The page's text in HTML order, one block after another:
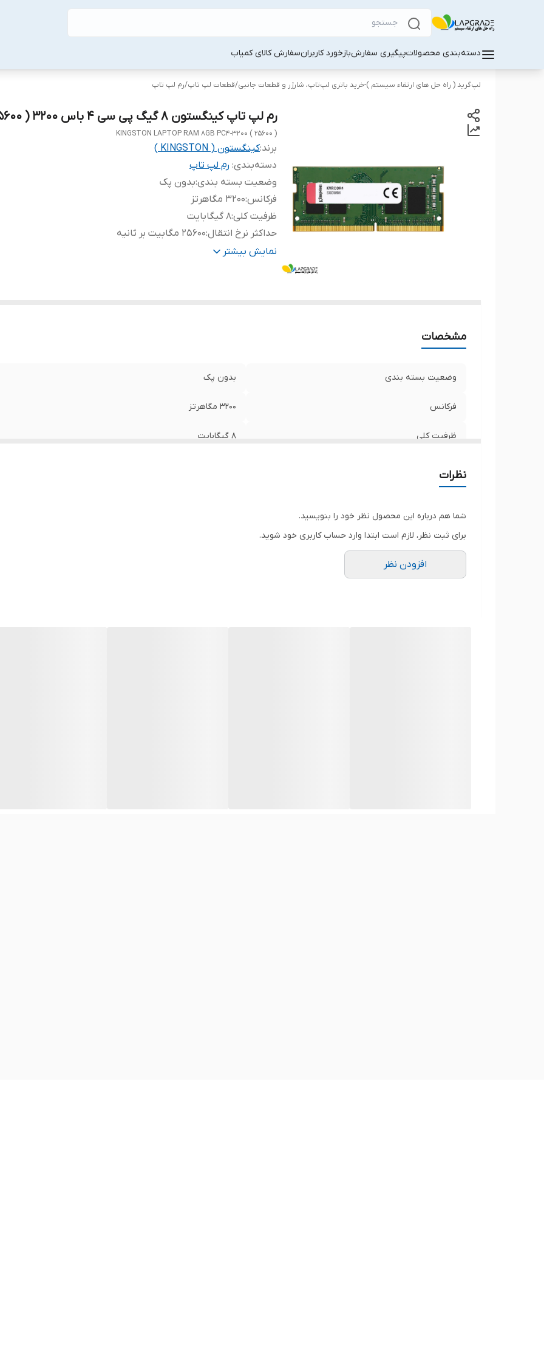
دسته‌بندی محصولاتپیگیری سفارشبازخورد کاربرانسفارش کالا‌ی کمیاب
لپ‌گرید ( راه‌ حل های ارتقاء سیستم )-خرید باتری لپ‌تاپ، شارژر و قطعات جانبی/قطعات لپ‌ تاپ/رم لپ‌ تاپ
رم لپ تاپ کینگستون 8 گیگ پی سی 4 باس 3200 ( 25600 )
KINGSTON LAPTOP RAM 8GB PC4-3200 ( 25600 )
برند:کینگستون ( KINGSTON )
دسته‌بندی: رم لپ‌ تاپ
وضعیت بسته بندی:بدون پک
فرکانس:3200 مگاهرتز
ظرفیت کلی:8 گیگابایت
حداکثر نرخ انتقال:25600 مگابیت بر ثانیه
نوع حافظه:
DDR4نمایش بیشتر
مشخصات
وضعیت بسته بندی بدون پک
فرکانس 3200 مگاهرتز
ظرفیت کلی 8 گیگابایت
تعداد ماژول
نظرات
شما هم درباره این محصول نظر خود را بنویسید.
برای ثبت نظر، لازم است ابتدا وارد حساب کاربری خود شوید.
افزودن نظر